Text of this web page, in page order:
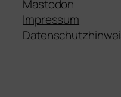
Mastodon
Impressum